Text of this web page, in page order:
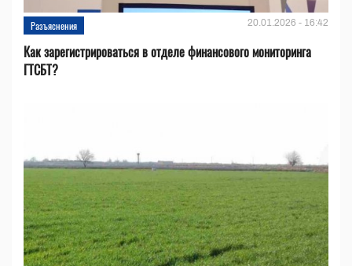
Разъяснения 20.01.2026 - 16:42
Как зарегистрироваться в отделе финансового мониторинга
ГТСБТ?